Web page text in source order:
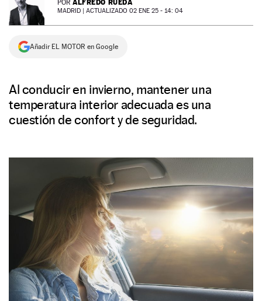
NEWSLETTER
SÍGUENOS
POR ALFREDO RUEDA
MADRID | ACTUALIZADO 02 ENE 25 - 14: 04
Añadir EL MOTOR en Google
Al conducir en invierno, mantener una
temperatura interior adecuada es una
cuestión de confort y de seguridad.